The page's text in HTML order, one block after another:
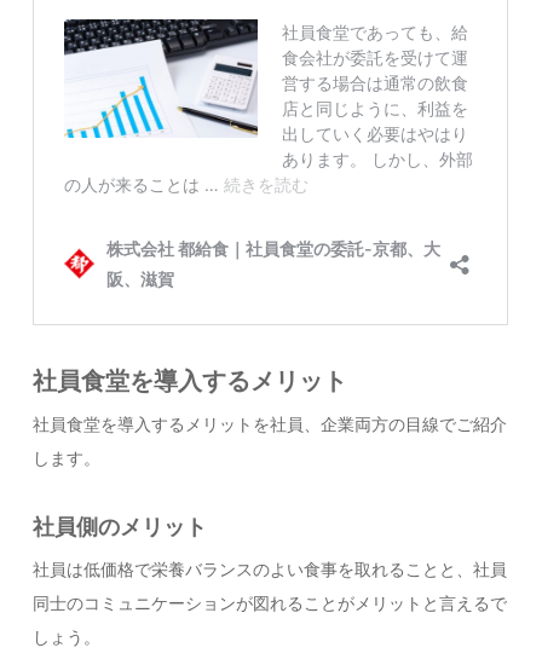
社員食堂を導入するメリット
社員食堂を導入するメリットを社員、企業両方の目線でご紹介
します。
社員側のメリット
社員は低価格で栄養バランスのよい食事を取れることと、社員
同士のコミュニケーションが図れることがメリットと言えるで
しょう。